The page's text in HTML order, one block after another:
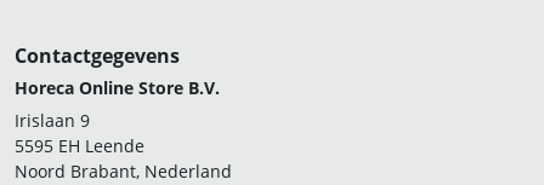
Contactgegevens
Horeca Online Store B.V.
Irislaan 9
5595 EH Leende
Noord Brabant, Nederland